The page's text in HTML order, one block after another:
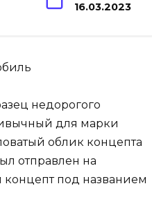
16.03.2023
недорогого
для марки
облик концепта
отправлен на
концепт под названием